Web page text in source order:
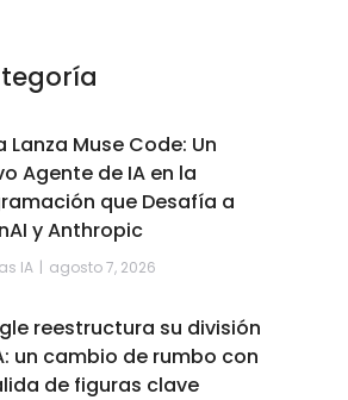
Lanza Muse Code: Un
Agente de IA en la
que Desafía a
y Anthropic
IA agosto 7, 2026
reestructura su división
un cambio de rumbo con
de figuras clave